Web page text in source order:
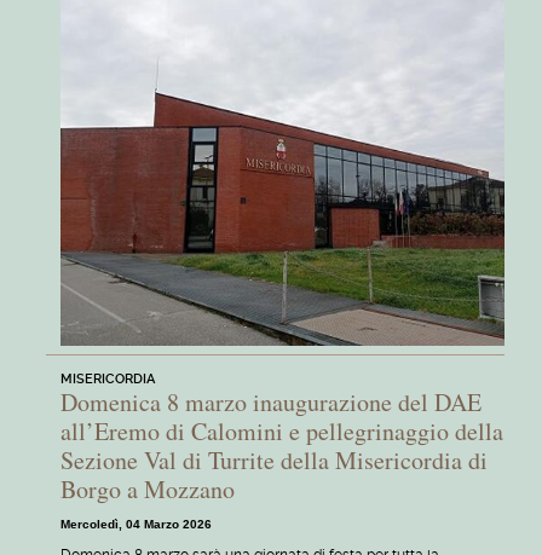
MISERICORDIA
Domenica 8 marzo inaugurazione del DAE
all’Eremo di Calomini e pellegrinaggio della
Sezione Val di Turrite della Misericordia di
Borgo a Mozzano
Mercoledì, 04 Marzo 2026